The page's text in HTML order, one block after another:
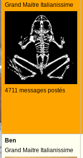
Grand Maitre Italianissime
4711 messages postés
Ben
Grand Maitre Italianissime